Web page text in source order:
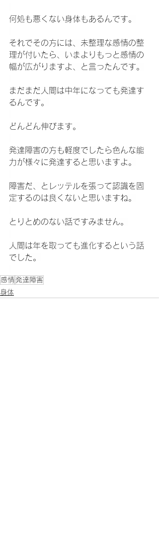
何処も悪くない身体もあるんです。
それでその方には、未整理な感情の整
理が付いたら、いまよりもっと感情の
幅が広がりますよ、と言ったんです。
まだまだ人間は中年になっても発達す
るんです。
どんどん伸びます。
発達障害の方も軽度でしたら色んな能
力が様々に発達すると思いますよ。
障害だ、とレッテルを張って認識を固
定するのは良くないと思いますね。
とりとめのない話ですみません。
人間は年を取っても進化するという話
でした。
感情 発達障害
身体